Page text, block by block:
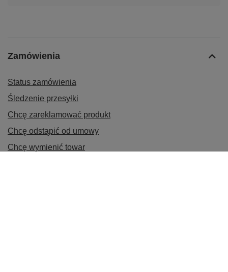
Zamówienia
Status zamówienia
Śledzenie przesyłki
Chcę zareklamować produkt
Chcę odstąpić od umowy
Chcę wymienić towar